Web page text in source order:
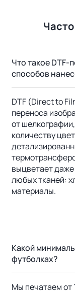
Что такое DTF-
способов
DTF (Direct to
переноса
от
количеству
выцветает даже
любых тканей:
материалы.
Какой
футболках?
Мы печатаем от